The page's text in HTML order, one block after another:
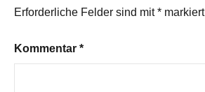
Erforderliche Felder sind mit* markiert
Kommentar *